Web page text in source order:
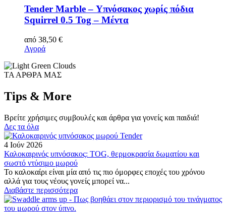
Tender Marble – Υπνόσακος χωρίς πόδια
Squirrel 0.5 Tog – Μέντα
από 38,50 €
Αγορά
ΤΑ ΑΡΘΡΑ ΜΑΣ
Tips & More
Βρείτε χρήσιμες συμβουλές και άρθρα για γονείς και παιδιά!
Δες τα όλα
4 Ιούν 2026
Καλοκαιρινός υπνόσακος: TOG, θερμοκρασία δωματίου και
σωστό ντύσιμο μωρού
Το καλοκαίρι είναι μία από τις πιο όμορφες εποχές του χρόνου
αλλά για τους νέους γονείς μπορεί να...
Διαβάστε περισσότερα